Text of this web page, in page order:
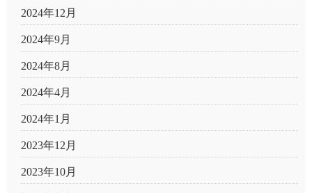
2024年12月
2024年9月
2024年8月
2024年4月
2024年1月
2023年12月
2023年10月